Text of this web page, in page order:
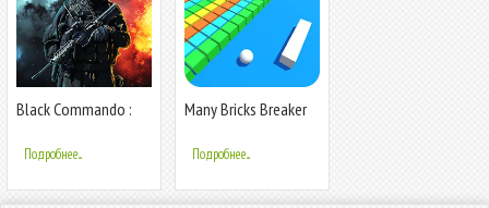
Black Commando :
Подробнее...
Many Bricks Breaker
Подробнее...